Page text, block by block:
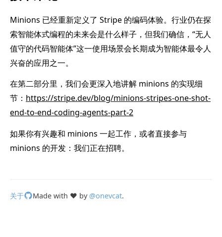
Minions 已经重新定义了 Stripe 的编码体验。行业仍在探
索智能体式编程的未来会是什么样子，但我们确信，“无人
值守的代码智能体”这一使用场景会长期成为智能体最令人
兴奋的应用之一。
在第二部分里，我们会更深入地讲解 minions 的实现细
节： https://stripe.dev/blog/minions-stripes-one-shot-
end-to-end-coding-agents-part-2
如果你有兴趣和 minions 一起工作，或者直接参与
minions 的开发：我们正在招聘。
关于 Made with ❤️ by @onevcat.